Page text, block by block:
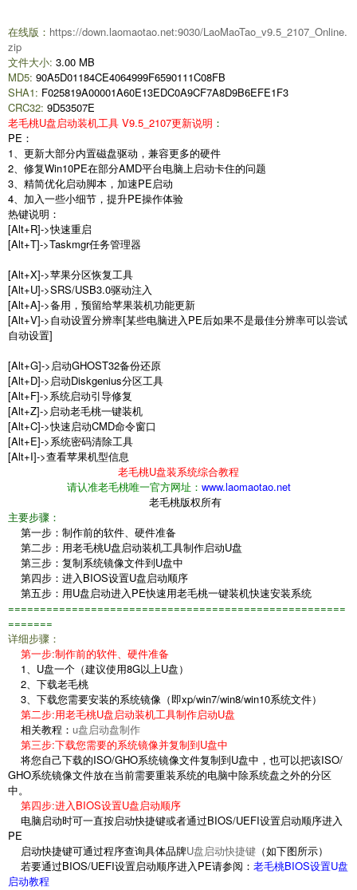
在线版： https://down.laomaotao.net:9030/LaoMaoTao_v9.5_2107_Online.
zip
文件大小: 3.00 MB
MD5: 90A5D01184CE4064999F6590111C08FB
SHA1: F025819A00001A60E13EDC0A9CF7A8D9B6EFE1F3
CRC32: 9D53507E
老毛桃U盘启动装机工具 V9.5_2107更新说明 ：
PE：
1、更新大部分内置磁盘驱动，兼容更多的硬件
2、修复Win10PE在部分AMD平台电脑上启动卡住的问题
3、精简优化启动脚本，加速PE启动
4、加入一些小细节，提升PE操作体验
热键说明：
[Alt+R]->快速重启
[Alt+T]->Taskmgr任务管理器
[Alt+X]->苹果分区恢复工具
[Alt+U]->SRS/USB3.0驱动注入
[Alt+A]->备用，预留给苹果装机功能更新
[Alt+V]->自动设置分辨率[某些电脑进入PE后如果不是最佳分辨率可以尝试
自动设置]
[Alt+G]->启动GHOST32备份还原
[Alt+D]->启动Diskgenius分区工具
[Alt+F]->系统启动引导修复
[Alt+Z]->启动老毛桃一键装机
[Alt+C]->快速启动CMD命令窗口
[Alt+E]->系统密码清除工具
[Alt+I]->查看苹果机型信息
老毛桃U盘装系统综合教程
请认准老毛桃唯一官方网址： www.laomaotao.net
老毛桃版权所有
主要步骤：
第一步：制作前的软件、硬件准备
第二步：用老毛桃U盘启动装机工具制作启动U盘
第三步：复制系统镜像文件到U盘中
第四步：进入BIOS设置U盘启动顺序
第五步：用U盘启动进入PE快速用老毛桃一键装机快速安装系统
=====================================================
=======
详细步骤：
第一步:制作前的软件、硬件准备
1、U盘一个（建议使用8G以上U盘）
2、下载老毛桃
3、下载您需要安装的系统镜像（即xp/win7/win8/win10系统文件）
第二步:用老毛桃U盘启动装机工具制作启动U盘
相关教程： u盘启动盘制作
第三步:下载您需要的系统镜像并复制到U盘中
将您自己下载的ISO/GHO系统镜像文件复制到U盘中，也可以把该ISO/
GHO系统镜像文件放在当前需要重装系统的电脑中除系统盘之外的分区
中。
第四步:进入BIOS设置U盘启动顺序
电脑启动时可一直按启动快捷键或者通过BIOS/UEFI设置启动顺序进入
PE
启动快捷键可通过程序查询具体品牌U盘启动快捷键 （如下图所示）
若要通过BIOS/UEFI设置启动顺序进入PE请参阅： 老毛桃BIOS设置U盘
启动教程